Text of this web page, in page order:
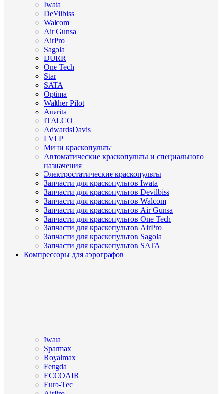
Iwata
DeVilbiss
Walcom
Air Gunsa
AirPro
Sagola
DURR
One Tech
Star
SATA
Optima
Walther Pilot
Auarita
ITALCO
AdwardsDavis
LVLP
Мини краскопульты
Автоматические краскопульты и специального
назначения
Электростатические краскопульты
Запчасти для краскопультов Iwata
Запчасти для краскопультов Devilbiss
Запчасти для краскопультов Walcom
Запчасти для краскопультов Air Gunsa
Запчасти для краскопультов One Tech
Запчасти для краскопультов AirPro
Запчасти для краскопультов Sagola
Запчасти для краскопультов SATA
Компрессоры для аэрографов
Iwata
Sparmax
Royalmax
Fengda
ECCOAIR
Euro-Tec